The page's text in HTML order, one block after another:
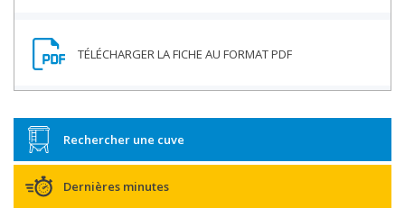
Rechercher une cuve
Dernières minutes